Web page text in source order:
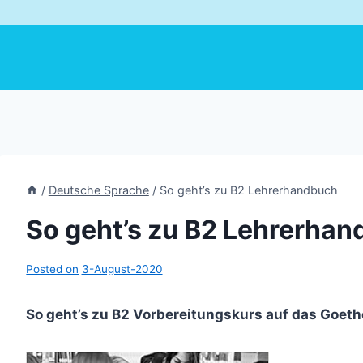
/ Deutsche Sprache / So geht’s zu B2 Lehrerhandbuch
So geht’s zu B2
Posted on 3-August-2020
So geht’s zu B2 Vorbereitungskurs auf das